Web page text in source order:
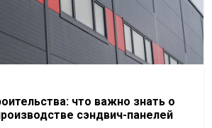
что важно знать о
сэндвич-панелей